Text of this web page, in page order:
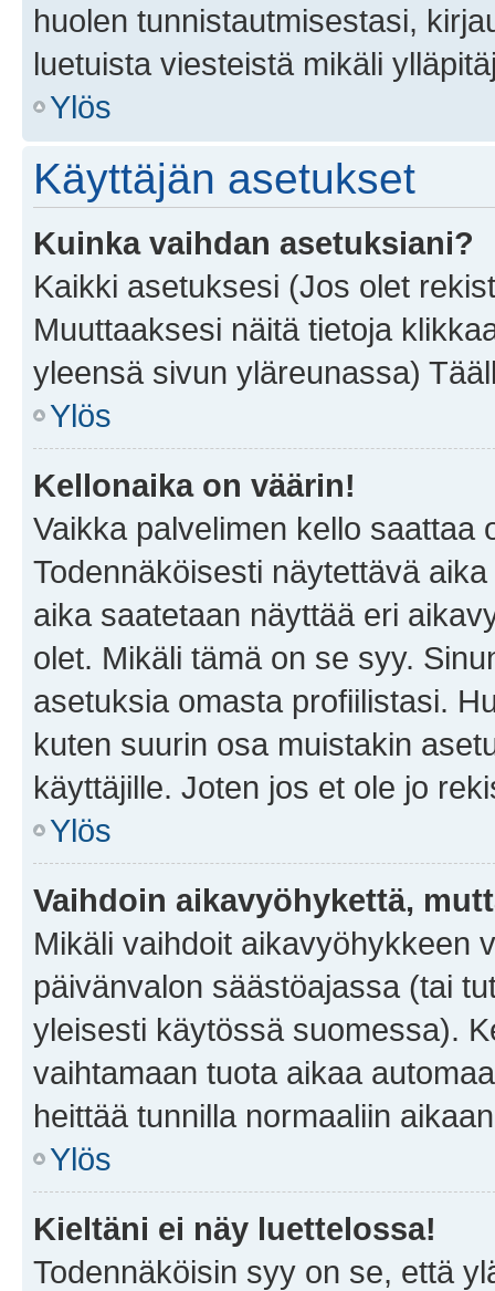
huolen tunnistautmisestasi,
luetuista viesteistä mikäli
Ylös
Käyttäjän asetukset
Kuinka vaihdan asetuksiani?
Kaikki asetuksesi (Jos olet
Muuttaaksesi näitä tietoja
yleensä sivun yläreunassa)
Ylös
Kellonaika on väärin!
Vaikka palvelimen kello saattaa
Todennäköisesti näytettävä
aika saatetaan näyttää eri
olet. Mikäli tämä on se syy.
asetuksia omasta profiilistasi.
kuten suurin osa muistakin
käyttäjille. Joten jos et ole jo
Ylös
Vaihdoin aikavyöhykettä,
Mikäli vaihdoit aikavyöhykkeen
päivänvalon säästöajassa (tai
yleisesti käytössä suomessa).
vaihtamaan tuota aikaa
heittää tunnilla normaaliin
Ylös
Kieltäni ei näy luettelossa!
Todennäköisin syy on se, että